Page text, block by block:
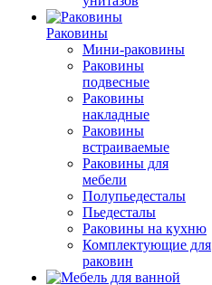
Раковины
Мини-раковины
Раковины
подвесные
Раковины
накладные
Раковины
встраиваемые
Раковины для
мебели
Полупьедесталы
Пьедесталы
Раковины на кухню
Комплектующие для
раковин